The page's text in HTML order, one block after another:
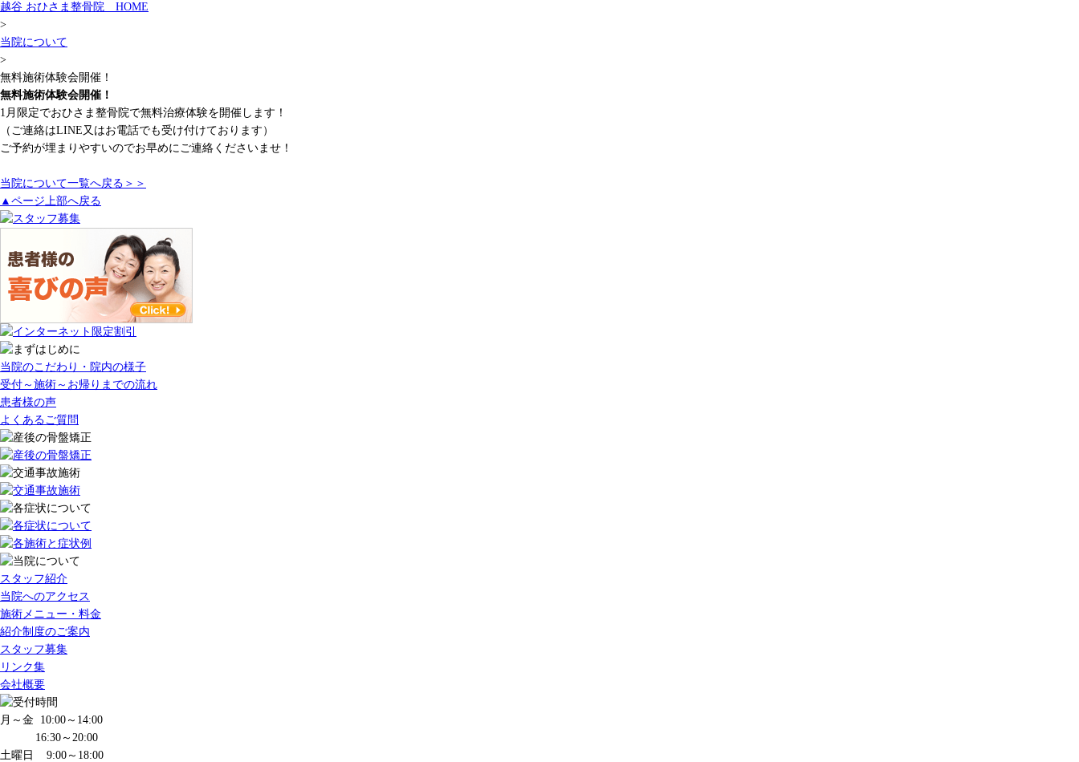
越谷 おひさま整骨院 HOME
>
当院について
>
無料施術体験会開催！
無料施術体験会開催！
1月限定でおひさま整骨院で無料治療体験を開催します！
（ご連絡はLINE又はお電話でも受け付けております）
ご予約が埋まりやすいのでお早めにご連絡くださいませ！
当院について一覧へ戻る＞＞
▲ページ上部へ戻る
当院のこだわり・院内の様子
受付～施術～お帰りまでの流れ
患者様の声
よくあるご質問
スタッフ紹介
当院へのアクセス
施術メニュー・料金
紹介制度のご案内
スタッフ募集
リンク集
会社概要
月～金 10:00～14:00
16:30～20:00
土曜日
9:00～18:00